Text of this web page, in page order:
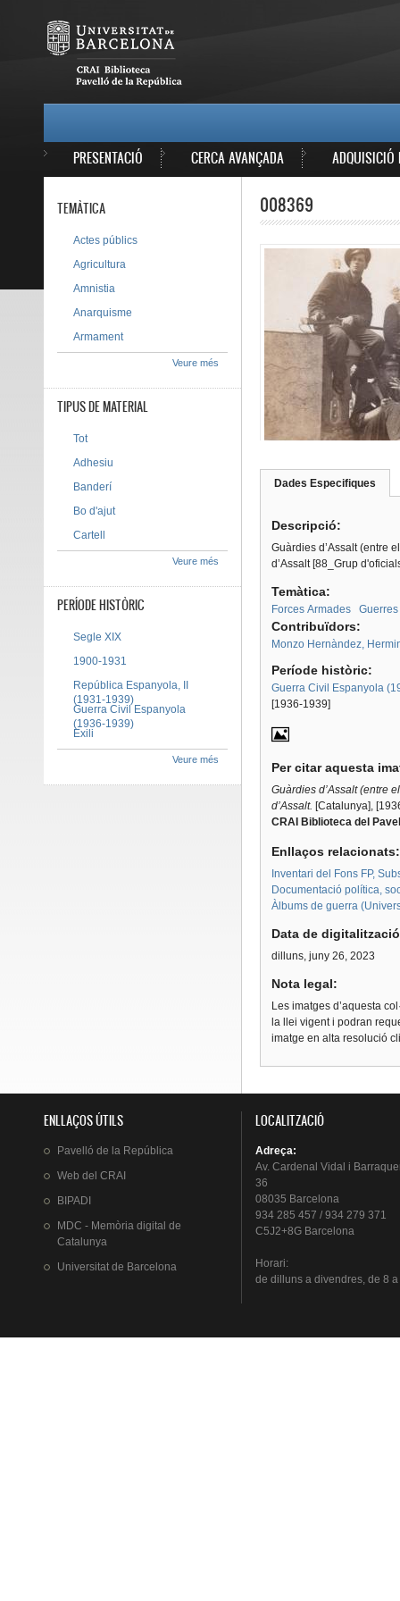
PRESENTACIÓ CERCA AVANÇADA ADQUISICIÓ
008369
Dades Especifiques
Descripció:
Guàrdies d’Assalt (entre
d’Assalt [88_Grup
Temàtica:
Forces Armades Guerres
Contribuïdors:
Monzo Hernàndez,
Període històric:
Guerra Civil Espanyola
[1936-1939]
Per citar aquesta
Guàrdies d’Assalt (entre
d’Assalt. [Catalunya],
CRAI Biblioteca del
Enllaços
Inventari del Fons FP,
Documentació política,
Àlbums de guerra
Data de
dilluns, juny 26, 2023
Nota legal:
Les imatges d’aquesta
la llei vigent i podran
imatge en alta resolució
TEMÀTICA
Actes públics
Agricultura
Amnistia
Anarquisme
Armament
Veure més
TIPUS DE MATERIAL
Tot
Adhesiu
Banderí
Bo d'ajut
Cartell
Veure més
PERÍODE HISTÒRIC
Segle XIX
1900-1931
República Espanyola, II
(1931-1939)
Guerra Civil Espanyola
(1936-1939)
Exili
Veure més
ENLLAÇOS ÚTILS
Pavelló de la República
Web del CRAI
BIPADI
MDC - Memòria digital de
Catalunya
Universitat de Barcelona
LOCALITZACIÓ
Adreça:
Av. Cardenal Vidal i
36
08035 Barcelona
934 285 457 / 934 279 371
C5J2+8G Barcelona
Horari:
de dillunsa divendres, de 8